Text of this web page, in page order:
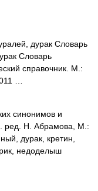
дурак Словарь
Словарь
справочник. М.:
…
синонимов и
ред. Н. Абрамова, М.:
дурак, кретин,
недоделыш